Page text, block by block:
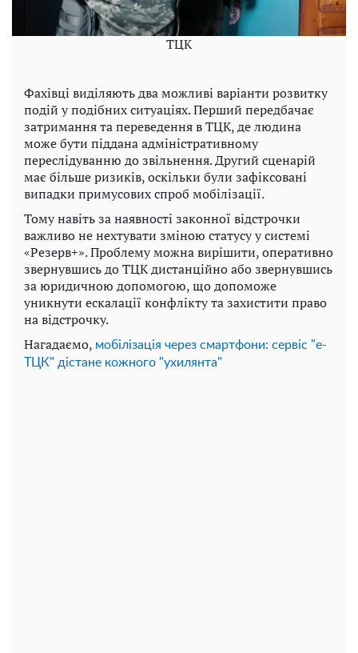
ТЦК
Фахівці виділяють два можливі варіанти розвитку
подій у подібних ситуаціях. Перший передбачає
затримання та переведення в ТЦК, де людина
може бути піддана адміністративному
переслідуванню до звільнення. Другий сценарій
має більше ризиків, оскільки були зафіксовані
випадки примусових спроб мобілізації.
Тому навіть за наявності законної відстрочки
важливо не нехтувати зміною статусу у системі
«Резерв+». Проблему можна вирішити, оперативно
звернувшись до ТЦК дистанційно або звернувшись
за юридичною допомогою, що допоможе
уникнути ескалації конфлікту та захистити право
на відстрочку.
Нагадаємо, мобілізація через смартфони: сервіс "е-
ТЦК" дістане кожного "ухилянта"